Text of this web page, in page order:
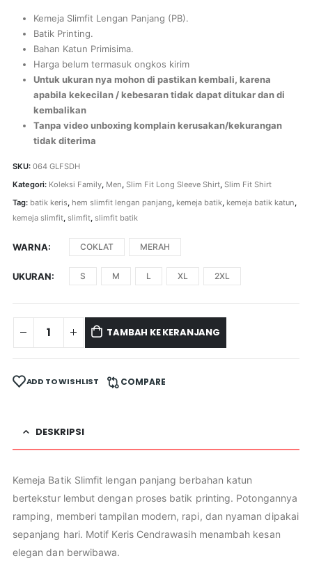
Kemeja Slimfit Lengan Panjang (PB).
Batik Printing.
Bahan Katun Primisima.
Harga belum termasuk ongkos kirim
Untuk ukuran nya mohon di pastikan kembali, karena
apabila kekecilan / kebesaran tidak dapat ditukar dan di
kembalikan
Tanpa video unboxing komplain kerusakan/kekurangan
tidak diterima
SKU: 064 GLFSDH
Kategori: Koleksi Family, Men, Slim Fit Long Sleeve Shirt, Slim Fit Shirt
Tag: batik keris, hem slimfit lengan panjang kemeja batik, kemeja batik katun
kemeja slimfit, slimfit, slimfit batik
WARNA COKLAT MERAH
UKURAN S M L XL 2XL
TAMBAH KE KERANJANG
ADD TO WISHLIST COMPARE
DESKRIPSI
Kemeja Batik Slimfit lengan panjang berbahan katun
bertekstur lembut dengan proses batik printing. Potongannya
ramping, memberi tampilan modern, rapi, dan nyaman dipakai
sepanjang hari. Motif Keris Cendrawasih menambah kesan
elegan dan berwibawa.